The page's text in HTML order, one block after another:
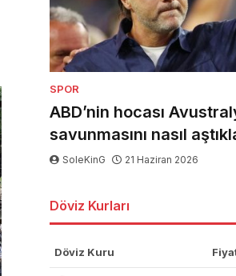
SPOR
ABD’nin hocası
savunmasını nasıl
SoleKinG 21 Haziran 2026
Döviz Kurları
Döviz Kuru